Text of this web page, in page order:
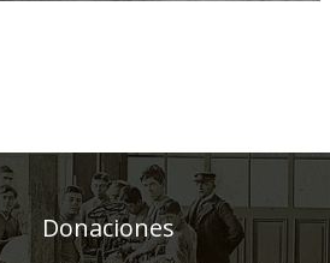
Donaciones